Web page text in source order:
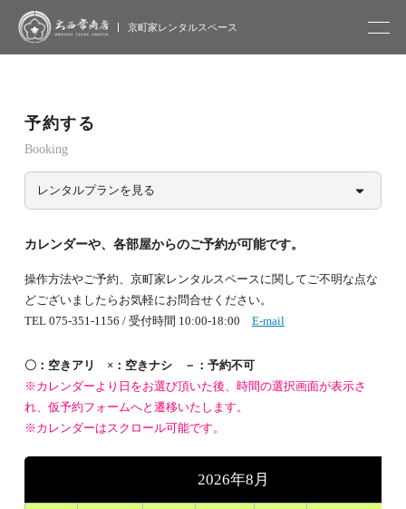
大西常商店
京町家レンタルスペース
予約する
Booking
レンタルプランを見る
カレンダーや、各部屋からのご予約が可能です。
操作方法やご予約、京町家レンタルスペースに関してご不明な点な
どございましたらお気軽にお問合せください。
TEL 075-351-1156 / 受付時間 10:00-18:00 E-mail
〇：空きアリ ×：空きナシ －：予約不可
※カレンダーより日をお選び頂いた後、時間の選択画面が表示さ
れ、仮予約フォームへと遷移いたします。
※カレンダーはスクロール可能です。
2026年8月